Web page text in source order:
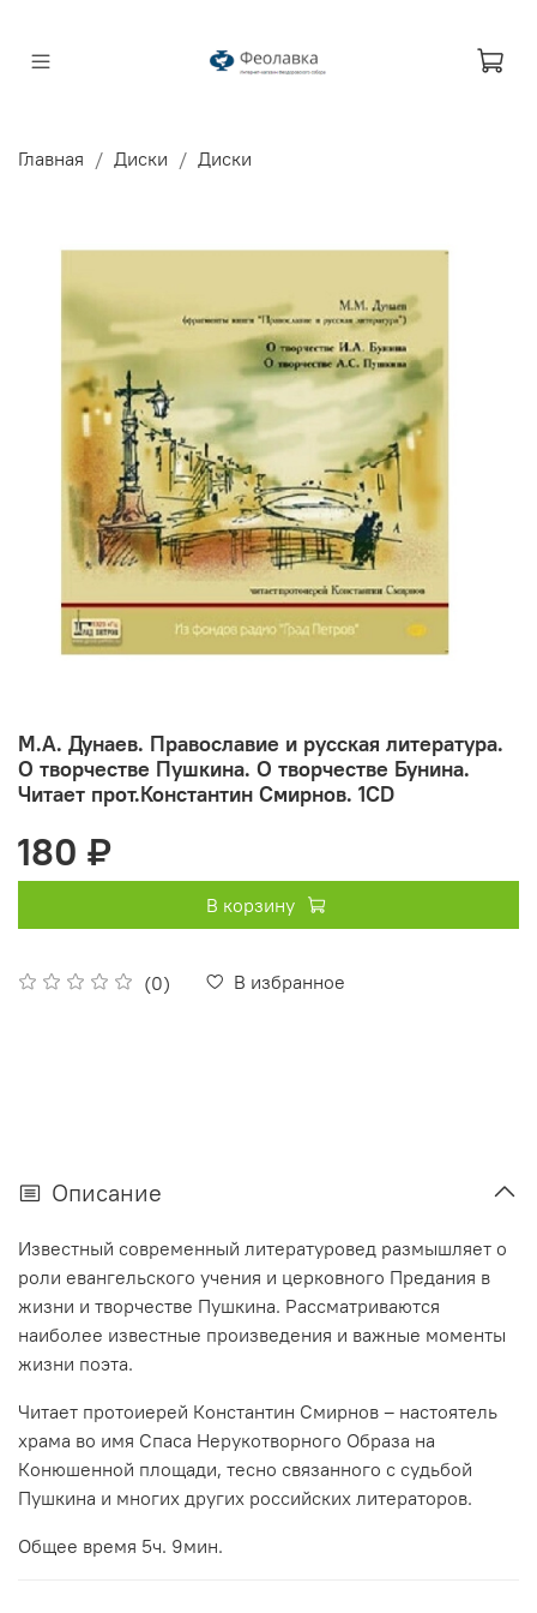
Главная Диски Диски
М.А. Дунаев. Православие и русская литература.
О творчестве Пушкина. О творчестве Бунина.
Читает прот.Константин Смирнов. 1CD
(0) В избранное
180 ₽
В корзину
Описание
Известный современный литературовед размышляет о
роли евангельского учения и церковного Предания в
жизни и творчестве Пушкина. Рассматриваются
наиболее известные произведения и важные моменты
жизни поэта.
Читает протоиерей Константин Смирнов – настоятель
храма во имя Спаса Нерукотворного Образа на
Конюшенной площади, тесно связанного с судьбой
Пушкина и многих других российских литераторов.
Общее время 5ч. 9мин.